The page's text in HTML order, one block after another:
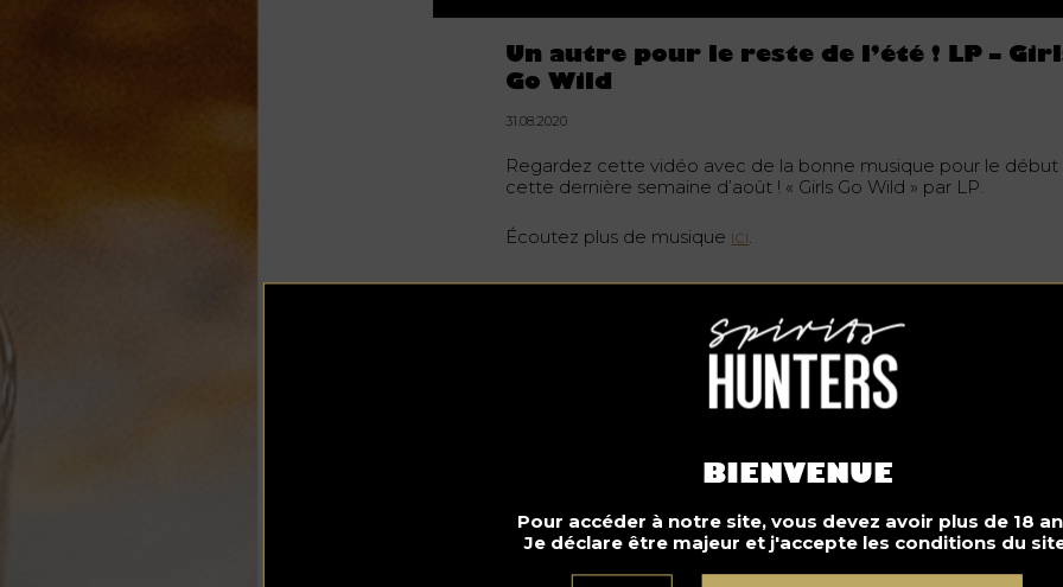
BIENVENUE
Pour accéder à notre site, vous devez avoir plus de 18
Je déclare être majeur et j'accepte les conditions du
Un autre pour le reste de l’été ! LP –
Go Wild
31.08.2020
Regardez cette vidéo avec de la bonne musique pour le début
cette dernière semaine d’août ! « Girls Go Wild » par LP.
Écoutez plus de musique ici.
Ne buvez pas au volant. Consommez avec modération.
Découvrez une playlist de musiques préparées par nos
experts en musique chez Spirits Hunters qui conviendra le
See all posts in this category.